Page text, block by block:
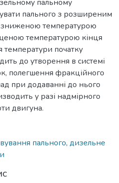
пальному
пального з розширеним
зниженою температурою
температурою кінця
початку
до утворення в системі
полегшення фракційного
при додаванні до нього
у разі надмірного
двигуна.
пального, дизельне